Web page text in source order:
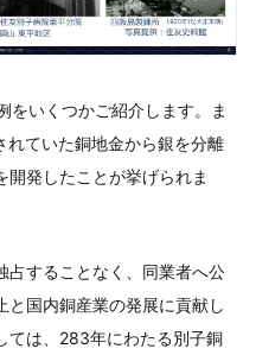
をいくつかご紹介します。ま
ていた銅地金から銀を分離
発したことが挙げられま
占することなく、同業者へ公
国内銅産業の発展に貢献し
ては、283年にわたる別子銅